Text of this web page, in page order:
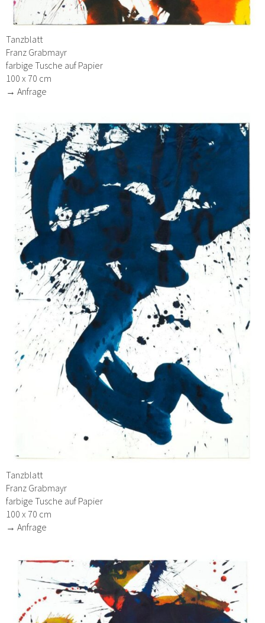
Tanzblatt
Franz Grabmayr
farbige Tusche auf Papier
100 x 70 cm
→ Anfrage
Tanzblatt
Franz Grabmayr
farbige Tusche auf Papier
100 x 70 cm
→ Anfrage